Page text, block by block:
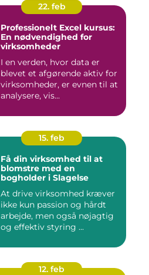
22. feb
Professionelt Excel kursus:
En nødvendighed for
virksomheder
I en verden, hvor data er
blevet et afgørende aktiv for
virksomheder, er evnen til at
analysere, vis...
15. feb
Få din virksomhed til at
blomstre med en
bogholder i Slagelse
At drive virksomhed kræver
ikke kun passion og hårdt
arbejde, men også nøjagtig
og effektiv styring ...
12. feb